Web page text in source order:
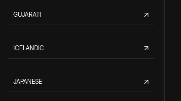
GUJARATI
ICELANDIC
JAPANESE